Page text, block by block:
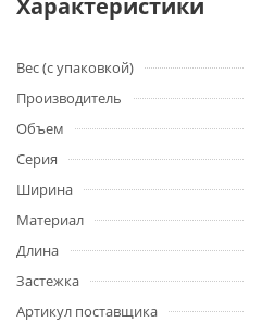
Характеристики
Вес (с упаковкой)
Производитель
Объем
Серия
Ширина
Материал
Длина
Застежка
Артикул поставщика